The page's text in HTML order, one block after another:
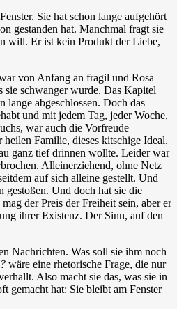
Sie hat schon lange aufgehört
gestanden hat. Manchmal fragt sie
will. Er ist kein Produkt der Liebe,
von Anfang an fragil und Rosa
sie schwanger wurde. Das Kapitel
lange abgeschlossen. Doch das
und mit jedem Tag, jeder Woche,
war auch die Vorfreude
Familie, dieses kitschige Ideal.
ganz tief drinnen wollte. Leider war
Alleinerziehend, ohne Netz
auf sich alleine gestellt. Und
gestoßen. Und doch hat sie die
der Preis der Freiheit sein, aber er
ihrer Existenz. Der Sinn, auf den
Nachrichten. Was soll sie ihm noch
wäre eine rhetorische Frage, die nur
Also macht sie das, was sie in
gemacht hat: Sie bleibt am Fenster